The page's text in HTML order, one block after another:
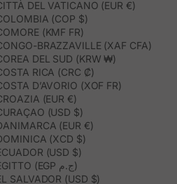
DEL VATICANO (EUR €)
(COP $)
(KMF FR)
BRAZZAVILLE (XAF CFA)
DEL SUD (KRW ₩)
RICA (CRC ₡)
D’AVORIO (XOF FR)
(EUR €)
(USD $)
(EUR €)
(XCD $)
(USD $)
EGITTO (EGP ج.م)
SALVADOR (USD $)